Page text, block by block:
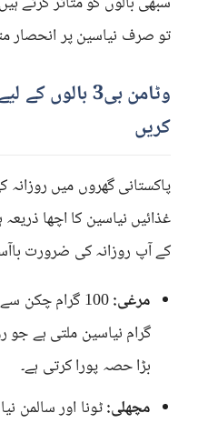
تو صرف نیاسین پر انحصار
وٹامن بی3
کریں
پاکستانی گھروں میں
غذائیں نیاسین کا اچھا
کے آپ روزانہ کی ضرورت
مرغی:
گرام نیاسین ملتی ہے جو
بڑا حصہ پورا کرتی ہے۔
مچھلی:ٹونا اور سالمن